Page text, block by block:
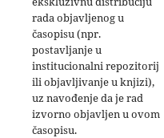
rada objavljenog u
časopisu (npr.
postavljanje u
institucionalni repozitorij
ili objavljivanje u knjizi),
uz navođenje da je rad
izvorno objavljen u ovom
časopisu.